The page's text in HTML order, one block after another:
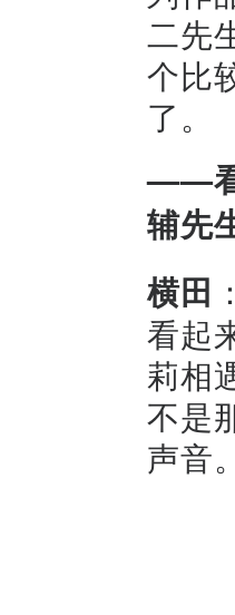
二先
个比
了。
——看
辅先
横田
看起
莉相
不是
声音。